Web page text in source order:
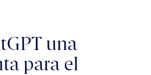
una
para el